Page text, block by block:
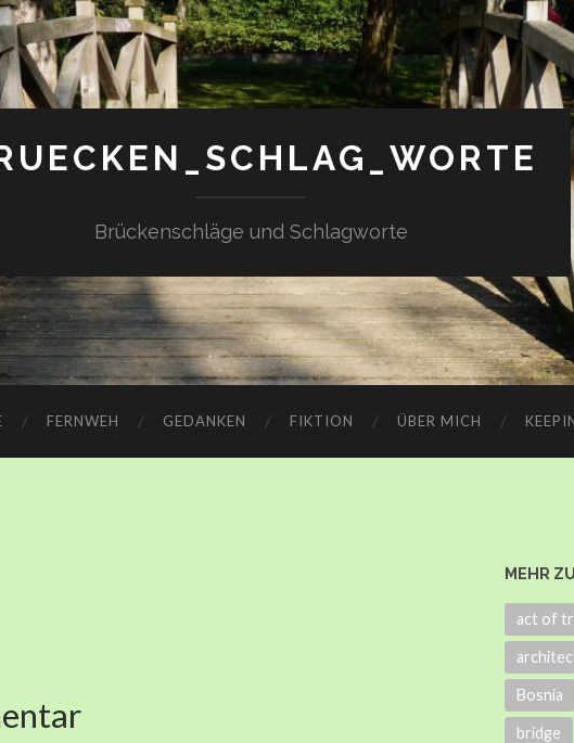
Brückenschläge und Schlagworte
FERNWEH GEDANKEN FIKTION ÜBER MICH
MEHR
act of
Bosnia
bridge